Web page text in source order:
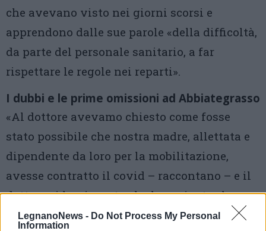
LegnanoNews - Do Not Process My Personal
Information
che avevano visto nei giorni scorsi e
apprendono dalle sue parole «della difficoltà,
da parte del personale sanitario, a far
rispettare le regole nei reparti».
I dubbi e le prime omissioni ad Abbiategrasso
«Al dottore avevamo chiesto come fosse
stato possibile che nostra madre, allettata e
dipendente da loro per la mobilitazione,
avesse contratto il covid – raccontano – e il
dottore ci ha risposto che la paziente che
girava senza mascherina nei giorni scorsi